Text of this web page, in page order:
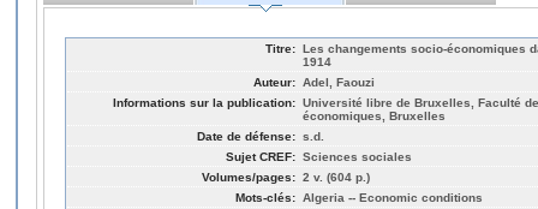
Titre: Les changements socio-économiques
1914
Auteur: Adel, Faouzi
Informations sur la publication: Université libre de Bruxelles, Faculté
économiques, Bruxelles
Date de défense: s.d.
Sujet CREF: Sciences sociales
Volumes/pages: 2 v. (604 p.)
Mots-clés: Algeria -- Economic conditions